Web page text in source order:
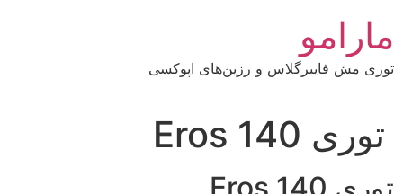
محتوا
مارامو
توری مش فایبرگلاس و رزین‌های اپوکسی
توری Eros 140